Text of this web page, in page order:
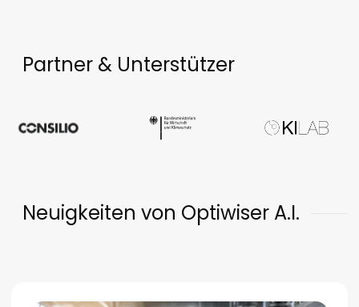
Partner & Unterstützer
Neuigkeiten von Optiwiser A.I.